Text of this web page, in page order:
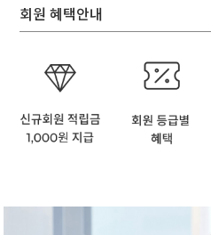
회원 혜택안내